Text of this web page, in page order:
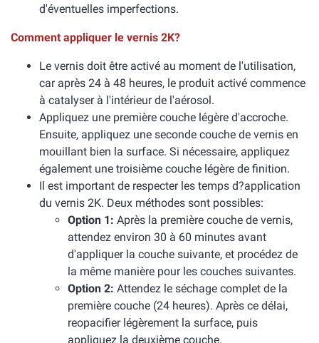
d'éventuelles imperfections.
Comment appliquer le vernis 2K?
Le vernis doit être activé au moment de l'utilisation,
car après 24 à 48 heures, le produit activé commence
à catalyser à l'intérieur de l'aérosol.
Appliquez une première couche légère d'accroche.
Ensuite, appliquez une seconde couche de vernis en
mouillant bien la surface. Si nécessaire, appliquez
également une troisième couche légère de finition.
Il est important de respecter les temps d?application
du vernis 2K. Deux méthodes sont possibles:
Option 1: Après la première couche de vernis,
attendez environ 30 à 60 minutes avant
d'appliquer la couche suivante, et procédez de
la même manière pour les couches suivantes.
Option 2: Attendez le séchage complet de la
première couche (24 heures). Après ce délai,
reopacifier légèrement la surface, puis
appliquez la deuxième couche.